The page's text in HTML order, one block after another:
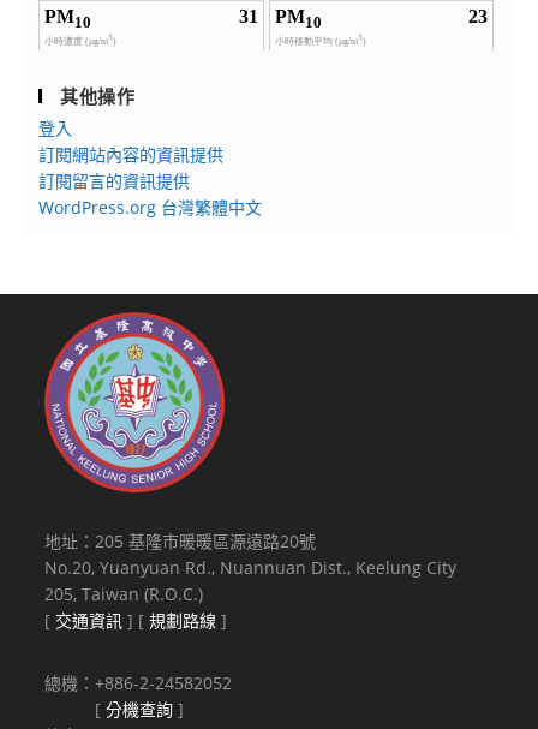
其他操作
登入
訂閱網站內容的資訊提供
訂閱留言的資訊提供
WordPress.org 台灣繁體中文
地址：205 基隆市暖暖區源遠路20號
No.20, Yuanyuan Rd., Nuannuan Dist., Keelung City
205, Taiwan (R.O.C.)
[ 交通資訊 ] [規劃路線 ]
總機：+886-2-24582052
[分機查詢 ]